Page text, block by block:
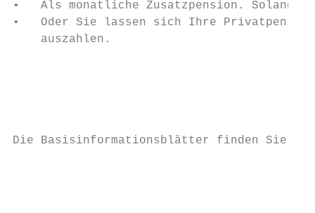
•   Als monatliche Zusatzpension.
•   Oder Sie lassen sich Ihre
    auszahlen.
Die Basisinformationsblätter finden Sie zum